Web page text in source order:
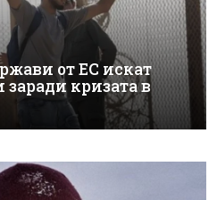
от ЕС искат
кризата в